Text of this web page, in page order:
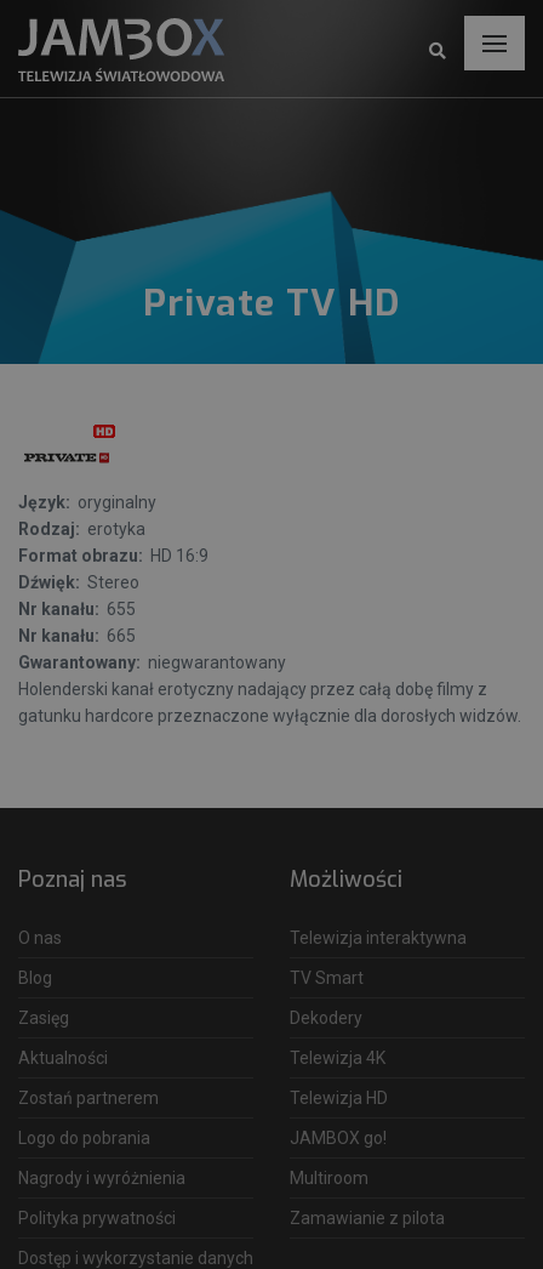
Private TV HD
Język: oryginalny
Rodzaj: erotyka
Format obrazu: HD 16:9
Dźwięk: Stereo
Nr kanału: 655
Nr kanału: 665
Gwarantowany: niegwarantowany
Holenderski kanał erotyczny nadający przez całą dobę filmy z
gatunku hardcore przeznaczone wyłącznie dla dorosłych widzów.
Poznaj nas
O nas
Blog
Zasięg
Aktualności
Zostań partnerem
Logo do pobrania
Nagrody i wyróżnienia
Polityka prywatności
Dostęp i wykorzystanie danych
Możliwości
Telewizja interaktywna
TV Smart
Dekodery
Telewizja 4K
Telewizja HD
JAMBOX go!
Multiroom
Zamawianie z pilota